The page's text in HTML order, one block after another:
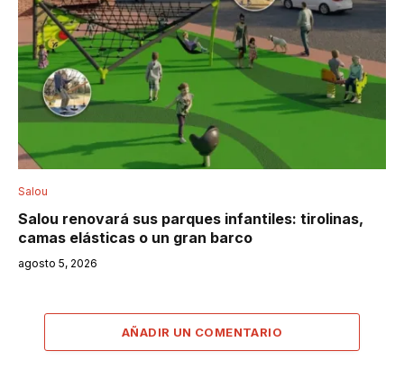
Salou
Salou renovará sus parques infantiles: tirolinas,
camas elásticas o un gran barco
agosto 5, 2026
AÑADIR UN COMENTARIO